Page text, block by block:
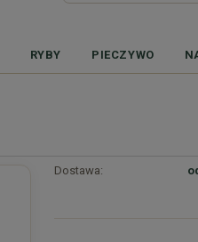
RYBY PIECZYWO
Dostawa: